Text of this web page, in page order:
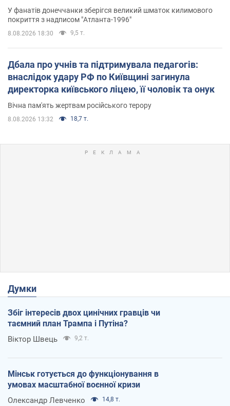
Олімпіади
У фанатів донеччанки зберігся великий шматок килимового
покриття з надписом "Атланта-1996"
8.08.2026 18:30 9,5 т.
Дбала про учнів та підтримувала педагогів:
внаслідок удару РФ по Київщині загинула
директорка київського ліцею, її чоловік та онук
Вічна пам'ять жертвам російського терору
8.08.2026 13:32 18,7 т.
Думки
Збіг інтересів двох цинічних гравців чи
таємний план Трампа і Путіна?
Віктор Швець 9,2 т.
Мінськ готується до функціонування в
умовах масштабної воєнної кризи
Олександр Левченко 14,8 т.